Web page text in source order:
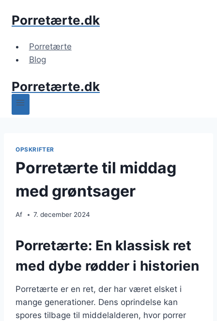
Porretærte.dk
Porretærte
Blog
Porretærte.dk
OPSKRIFTER
Porretærte til middag
med grøntsager
Af 7. december 2024
Porretærte: En klassisk ret
med dybe rødder i historien
Porretærte er en ret, der har været elsket i
mange generationer. Dens oprindelse kan
spores tilbage til middelalderen, hvor porrer